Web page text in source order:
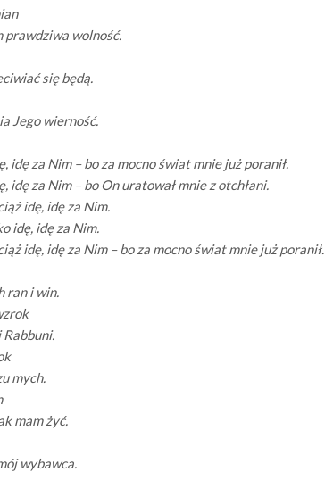
prawdziwa wolność.
się będą.
Jego wierność.
idę za Nim – bo za mocno świat mnie już poranił.
idę za Nim – bo On uratował mnie z otchłani.
idę, idę za Nim.
idę, idę za Nim.
idę, idę za Nim – bo za mocno świat mnie już poranił.
ran i win.
Rabbuni.
mych.
mam żyć.
wybawca.